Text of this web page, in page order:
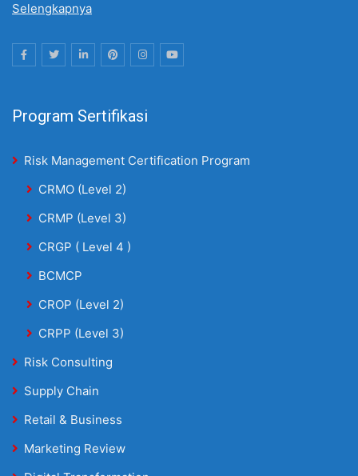
Selengkapnya
Program Sertifikasi
Risk Management Certification Program
CRMO (Level 2)
CRMP (Level 3)
CRGP ( Level 4 )
BCMCP
CROP (Level 2)
CRPP (Level 3)
Risk Consulting
Supply Chain
Retail & Business
Marketing Review